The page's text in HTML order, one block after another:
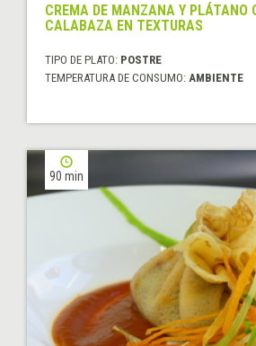
CREMA DE MANZANA Y PLÁTANO
CALABAZA EN TEXTURAS
TIPO DE PLATO: POSTRE
TEMPERATURA DE CONSUMO: AMBIENTE
90 min